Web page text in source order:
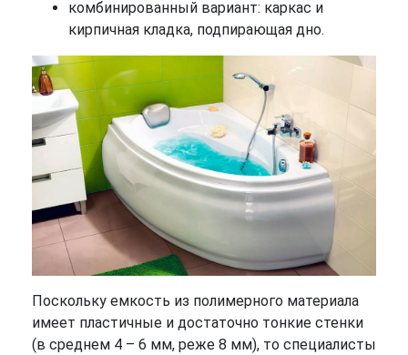
комбинированный вариант: каркас и
кирпичная кладка, подпирающая дно.
Поскольку емкость из полимерного материала
имеет пластичные и достаточно тонкие стенки
(в среднем 4 – 6 мм, реже 8 мм), то специалисты